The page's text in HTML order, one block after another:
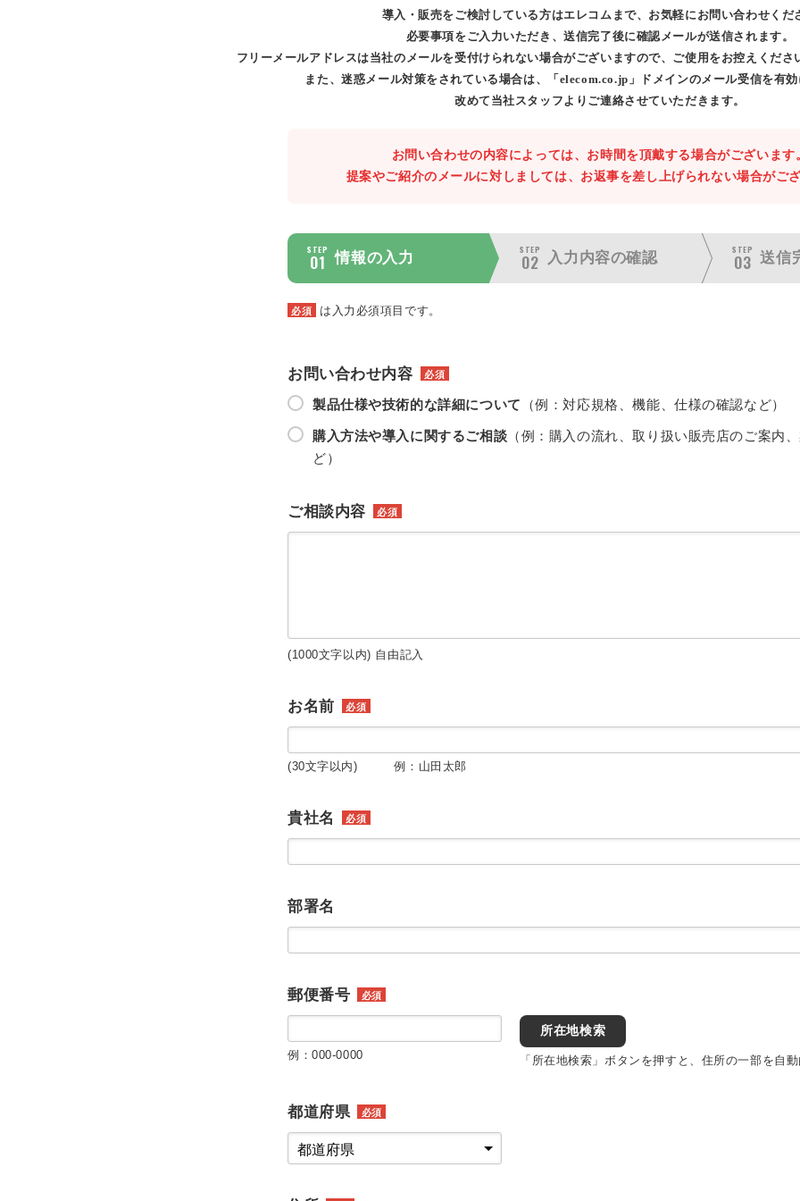
導入・販売をご検討している方はエレコムまで、お気軽にお問い合わせくだ
必要事項をご入力いただき、送信完了後に確認メールが送信されます。
フリーメールアドレスは当社のメールを受付けられない場合がございますので、ご使用をお控えくださ
また、迷惑メール対策をされている場合は、「elecom.co.jp」ドメインのメール受信を有効
改めて当社スタッフよりご連絡させていただきます。
お問い合わせの内容によっては、お時間を頂戴する場合がございます
提案やご紹介のメールに対しましては、お返事を差し上げられない場合がござ
STEP
01 情報の入力
STEP
02 入力内容の確認
STEP
03 送信
必須 は入力必須項目です。
お問い合わせ内容 必須
製品仕様や技術的な詳細について （例：対応規格、機能、仕様の確認など）
購入方法や導入に関するご相談 （例：購入の流れ、取り扱い販売店のご案内
ど）
ご相談内容 必須
(1000文字以内) 自由記入
お名前 必須
(30文字以内) 例：山田太郎
貴社名 必須
部署名
郵便番号 必須
例：000-0000
所在地検索
「所在地検索」ボタンを押すと、住所の一部を自動
都道府県 必須